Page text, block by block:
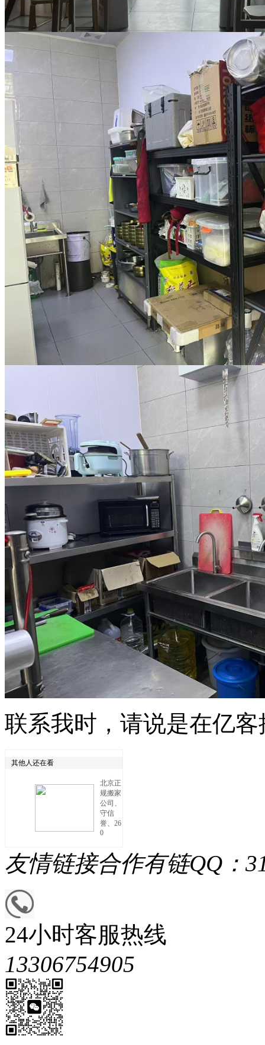
联系我时，请说是在亿
其他人还在看
北京正
规搬家
公司、
守信
誉、26
0
友情链接合作有链QQ：
24小时客服热线
13306754905